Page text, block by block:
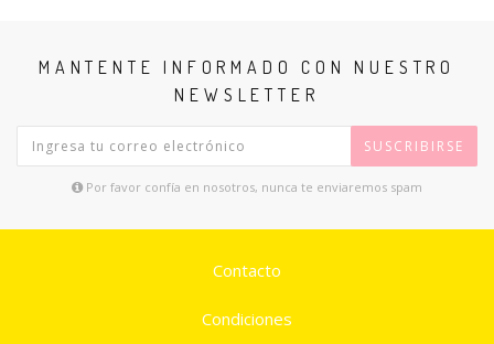
MANTENTE INFORMADO CON NUESTRO
NEWSLETTER
SUSCRIBIRSE
Por favor confía en nosotros, nunca te enviaremos spam
Contacto
Condiciones